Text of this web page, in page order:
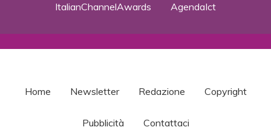
ItalianChannelAwards
AgendaIct
Home Newsletter Redazione Copyright
Pubblicità Contattaci